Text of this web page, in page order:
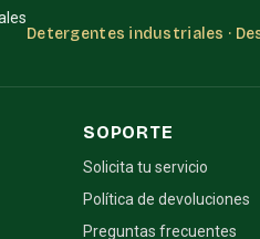
Detergentes industriales ·
SOPORTE
Solicita tu servicio
Política de devoluciones
Preguntas frecuentes